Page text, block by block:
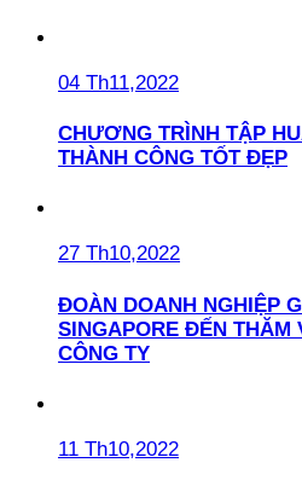
04 Th11,2022
CHƯƠNG TRÌNH TẬP
THÀNH CÔNG TỐT ĐẸP
27 Th10,2022
ĐOÀN DOANH NGHIỆP
SINGAPORE ĐẾN THĂM
CÔNG TY
11 Th10,2022